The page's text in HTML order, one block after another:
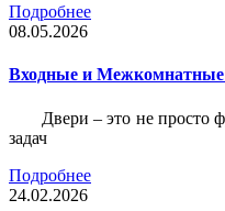
Подробнее
08.05.2026
Входные и
Двери – это не просто
задач
Подробнее
24.02.2026